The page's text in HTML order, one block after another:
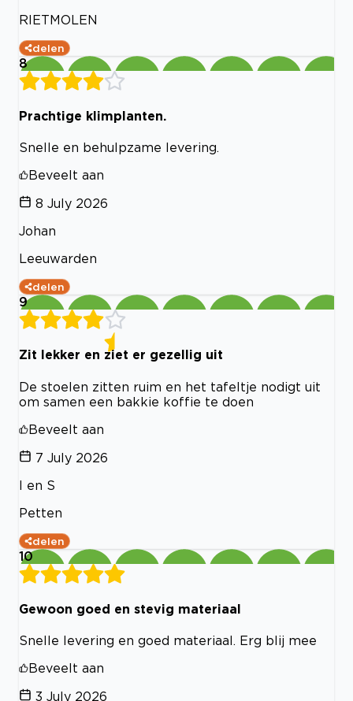
RIETMOLEN
delen
8
Prachtige klimplanten.
Snelle en behulpzame levering.
Beveelt aan
8 July 2026
Johan
Leeuwarden
delen
9
Zit lekker en ziet er gezellig uit
De stoelen zitten ruim en het tafeltje nodigt uit
om samen een bakkie koffie te doen
Beveelt aan
7 July 2026
I en S
Petten
delen
10
Gewoon goed en stevig materiaal
Snelle levering en goed materiaal. Erg blij mee
Beveelt aan
3 July 2026